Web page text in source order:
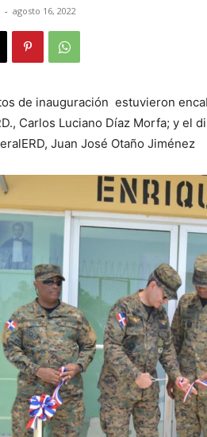
- agosto 16, 2022
de inauguración estuvieron
Carlos Luciano Díaz Morfa; y el
Juan José Otaño Jiménez